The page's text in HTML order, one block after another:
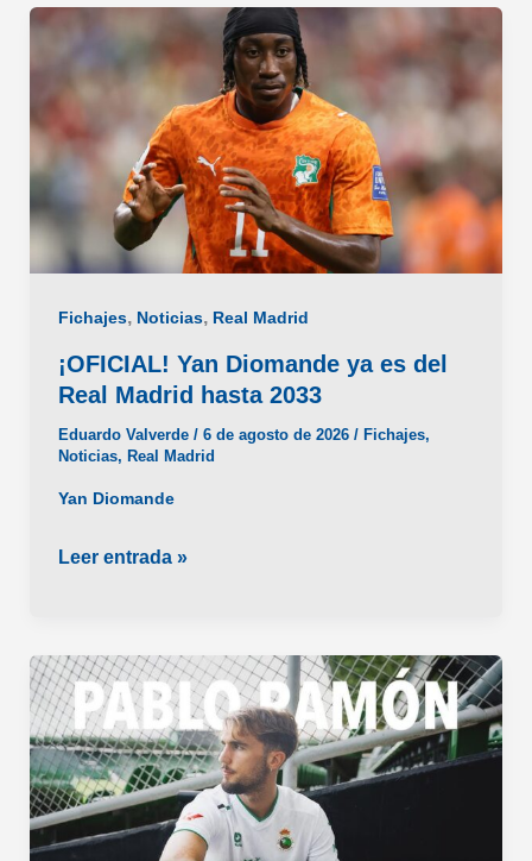
Madrid
el
Barcelona
Fichajes, Noticias, Real Madrid
¡OFICIAL! Yan Diomande ya es del
Real Madrid hasta 2033
Eduardo Valverde / 6 de agosto de 2026 / Fichajes,
Noticias, Real Madrid
Yan Diomande
¡OFICIAL!
es
del
Real
Madrid
hasta
2033
Leer entrada »